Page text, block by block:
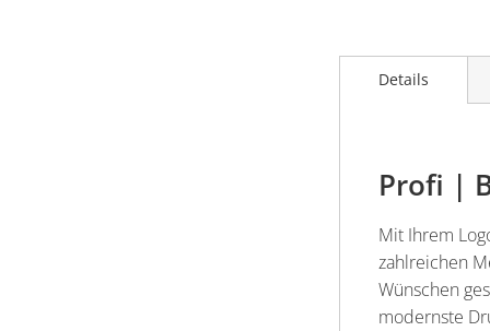
Details
Profi |
Mit Ihrem
zahlreichen
Wünschen
modernste